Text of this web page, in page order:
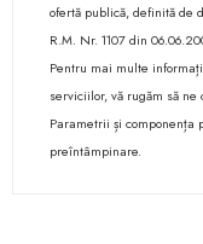
ofertă publică, definită de
R.M. Nr. 1107 din
Pentru mai multe
serviciilor, vă rugăm să
Parametrii și componența
preîntâmpinare.